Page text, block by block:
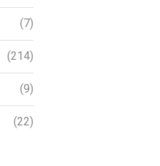
(7)
(214)
(9)
(22)